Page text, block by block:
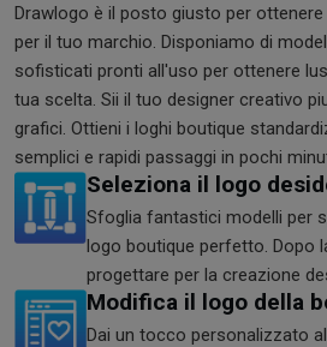
Drawlogo è il posto giusto per
per il tuo marchio. Disponiamo di
sofisticati pronti all'uso per ottenere
tua scelta. Sii il tuo designer creativo
grafici. Ottieni i loghi boutique
semplici e rapidi passaggi in pochi
Seleziona il logo
Sfoglia fantastici modelli per
logo boutique perfetto. Dopo
progettare per la creazione
Modifica il logo della
Dai un tocco personalizzato